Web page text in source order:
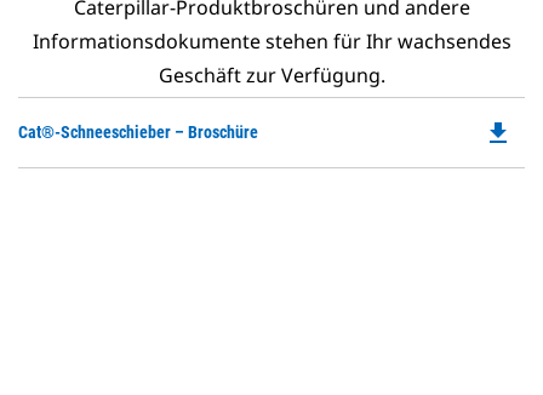
Caterpillar-Produktbroschüren und andere
Informationsdokumente stehen für Ihr wachsendes
Geschäft zur Verfügung.
Cat®-Schneeschieber – Broschüre file_download